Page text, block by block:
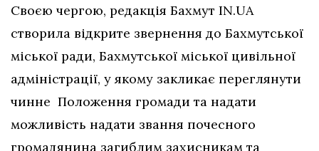
Своєю чергою, редакція Бахмут IN.UA
створила відкрите звернення до Бахмутської
міської ради, Бахмутської міської цивільної
адміністрації, у якому закликає переглянути
чинне Положення громади та надати
можливість надати звання почесного
громадянина загиблим захисникам та